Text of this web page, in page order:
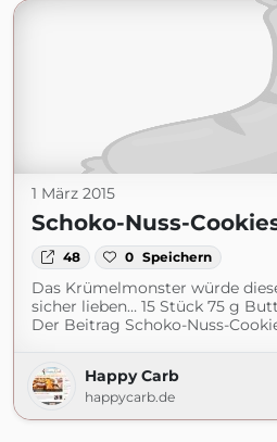
1 März 2015
Schoko-Nuss-
48 0 Speichern
Das Krümelmonster würde
sicher lieben… 15 Stück 75 g
Der Beitrag Schoko-Nuss-
Happy Carb
happycarb.de